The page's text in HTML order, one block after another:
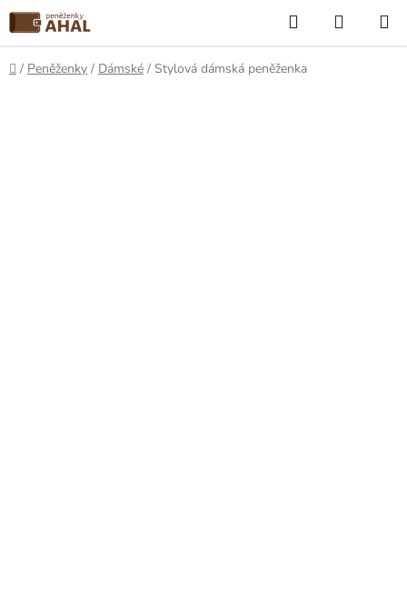
Přejít
na
obsah
Hledat
KOŠÍK
Domů
/ Peněženky / Dámské / Stylová dámská peněženka